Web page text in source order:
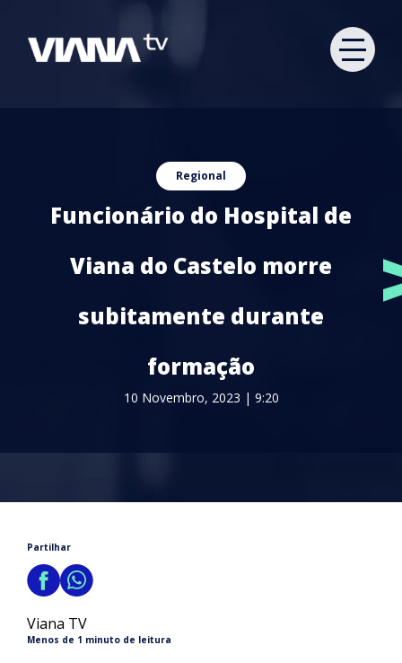
Regional
Funcionário do Hospital de
Viana do Castelo morre
subitamente durante
formação
10 Novembro, 2023 | 9:20
Partilhar
Viana TV
Menos de 1 minuto de leitura